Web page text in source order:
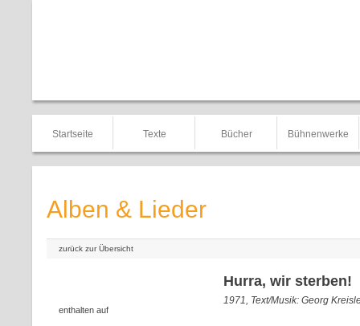
Startseite Texte Bücher Bühnenwerke
Alben & Lieder
zurück zur Übersicht
enthalten auf
Hurra, wir sterben!
1971, Text/Musik: Georg